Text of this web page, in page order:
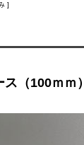
]
（100ｍｍ）